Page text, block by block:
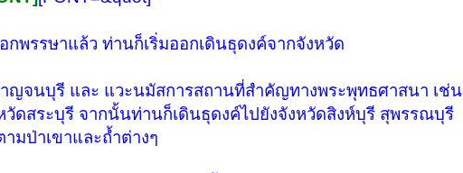
รรษาแล้ว ท่านก็เริ่มออกเดินธุดงค์จากจังหวัด
ญจนบุรี และ แวะนมัสการสถานที่สำคัญทางพระพุทธศาสนา เช่น
ดสระบุรี จากนั้นท่านก็เดินธุดงค์ไปยังจังหวัดสิงห์บุรี สุพรรณบุรี
มป่าเขาและถ้ำต่างๆ